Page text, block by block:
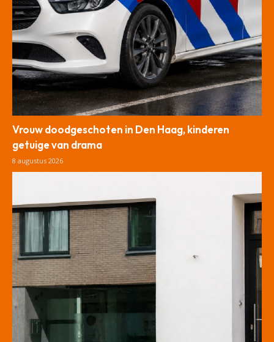
Vrouw doodgeschoten in Den Haag, kinderen
getuige van drama
8 augustus 2026